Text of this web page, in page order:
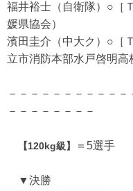
福井裕士（自衛隊）○［
媛県協会）
濱田圭介（中大ク）○［
立市消防本部水戸啓明高
－－－－－－－－－－
－－－－－－－－
【120kg級】 ＝5選手
▼決勝